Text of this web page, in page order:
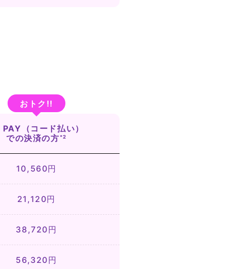
（コード払い）
での決済の方 *2
10,560円
21,120円
38,720円
56,320円